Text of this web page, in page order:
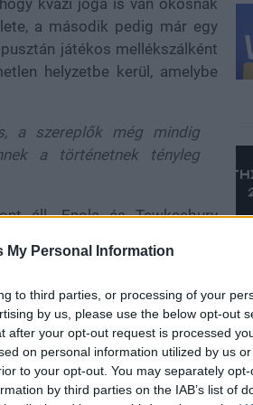
My Personal Information
to third parties, or processing of your
by us, please use the below opt-out
after your opt-out request is processed
on personal information utilized by us
to your opt-out. You may separately
by third parties on the IAB’s list of
kvázi joga is van okosnak
a második pedig már egy
játékos mellékszálként
helyzetbe kerül, amelybe
a szereplők még mindig
a történetnek tényleg
áll. Enola és Tewkesbury
mintha ez lenne a világ
karakter, akinél a házasság
Ő az előző két
mit tehet, hogyan élhet, és
teljesen logikus, hogy a
hogy a szerelem és a
mert Enola esetében tényleg